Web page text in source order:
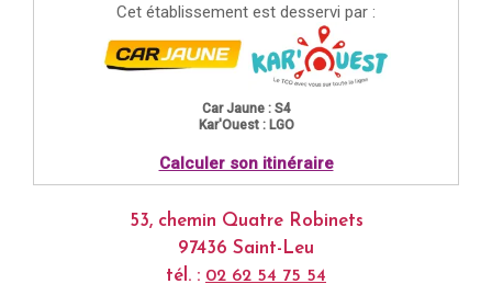
Cet établissement est desservi par :
Car Jaune : S4
Kar'Ouest : LGO
Calculer son itinéraire
53, chemin Quatre Robinets
97436 Saint-Leu
tél. : 02 62 54 75 54